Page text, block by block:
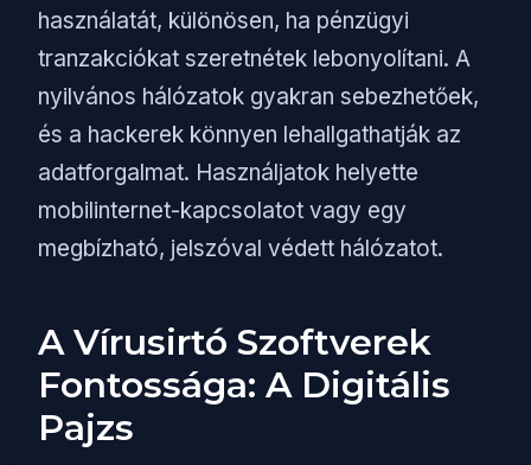
használatát, különösen, ha pénzügyi
tranzakciókat szeretnétek lebonyolítani. A
nyilvános hálózatok gyakran sebezhetőek,
és a hackerek könnyen lehallgathatják az
adatforgalmat. Használjatok helyette
mobilinternet-kapcsolatot vagy egy
megbízható, jelszóval védett hálózatot.
A Vírusirtó Szoftverek
Fontossága: A Digitális
Pajzs